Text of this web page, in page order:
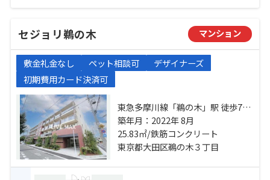
セジョリ鵜の木 マンション
敷金礼金なし ペット相談可
デザイナーズ
初期費用カード決済可
東急多摩川線「鵜の木」駅 徒歩7分
東急池上線「久が原」駅 徒歩13分
東急多摩川線「下丸子」駅 徒歩17
分
築年月：2022年 8月
25.83㎡/鉄筋コンクリート
東京都大田区鵜の木３丁目